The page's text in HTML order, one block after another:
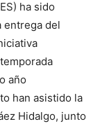
ha sido
entrega del
año
han asistido la
Hidalgo, junto